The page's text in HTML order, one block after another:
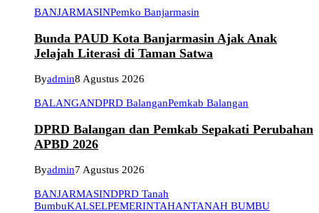
BANJARMASINPemko Banjarmasin
Bunda PAUD Kota Banjarmasin Ajak Anak
Jelajah Literasi di Taman Satwa
Byadmin8 Agustus 2026
BALANGANDPRD BalanganPemkab Balangan
DPRD Balangan dan Pemkab Sepakati Perubahan
APBD 2026
Byadmin7 Agustus 2026
BANJARMASINDPRD Tanah
BumbuKALSELPEMERINTAHANTANAH BUMBU